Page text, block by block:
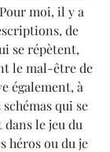
moi, il y a
de
se répètent,
le mal-être de
également, à
qui se
le jeu du
héros ou du je